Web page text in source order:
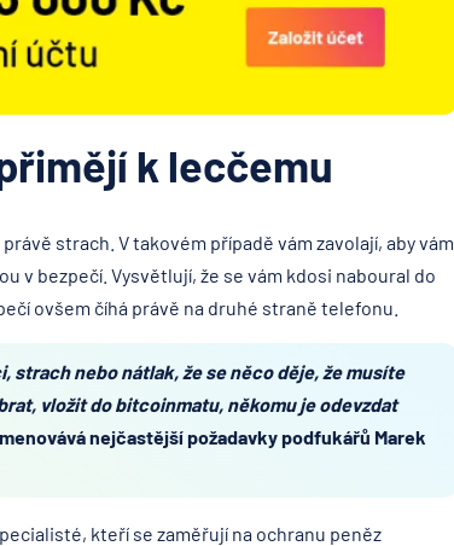
k lecčemu
strach. V takovém případě vám zavolají, aby vám
v bezpečí. Vysvětlují, že se vám kdosi naboural do
ovšem číhá právě na druhé straně telefonu.
strach nebo nátlak, že se něco děje, že musíte
vložit do bitcoinmatu, někomu je odevzdat
nejčastější požadavky podfukářů Marek
kteří se zaměřují na ochranu peněz